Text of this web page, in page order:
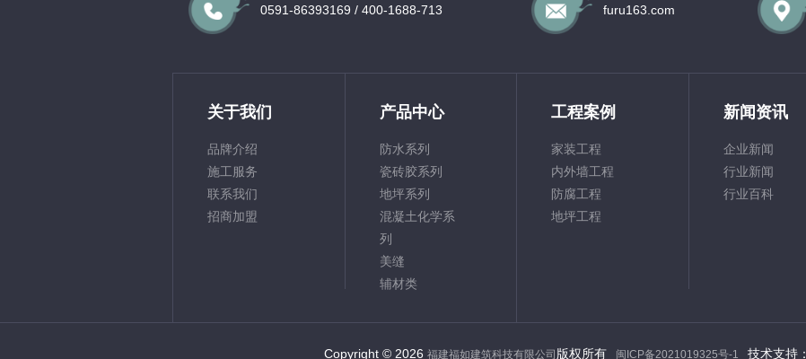
0591-86393169 /400-1688-713 furu163.com
关于我们
品牌介绍
施工服务
联系我们
招商加盟
产品中心
防水系列
瓷砖胶系列
地坪系列
混凝土化学系
列
美缝
辅材类
工程案例
家装工程
内外墙工程
防腐工程
地坪工程
新闻资讯
企业新闻
行业新闻
行业百科
Copyright © 2026 福建福如建筑科技有限公司 版权所有 闽ICP备2021019325号-1 技术支持：